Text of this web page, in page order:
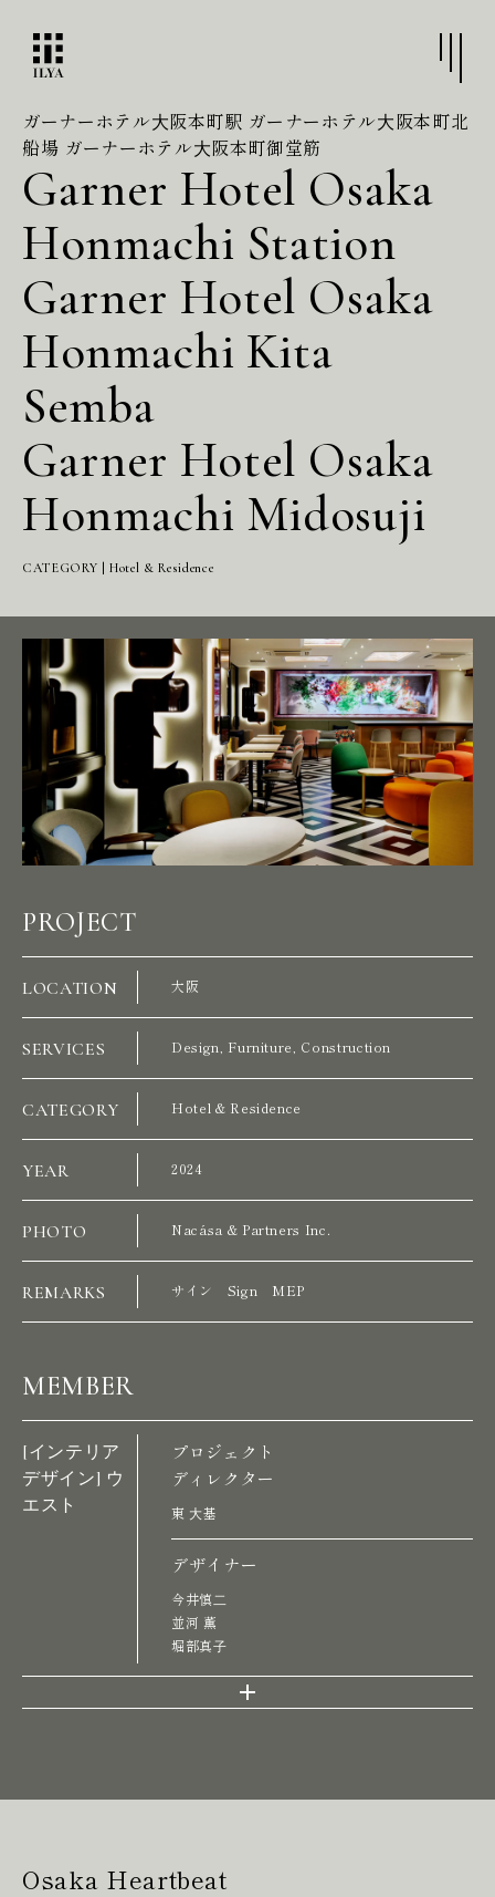
PROJECTS
SER
ABOUT US
WEST
SING
ガーナーホテル⼤阪本町駅 ガーナーホテル⼤阪本町北
船場 ガーナーホテル⼤阪本町御堂筋
Garner Hotel Osaka
Honmachi Station
Garner Hotel Osaka
Honmachi Kita
Semba
Garner Hotel Osaka
Honmachi Midosuji
CATEGORY | Hotel & Residence
PROJECT
LOCATION 大阪
SERVICES Design, Furniture, Construction
CATEGORY Hotel & Residence
YEAR 2024
PHOTO Nacása & Partners Inc.
REMARKS サイン Sign MEP
MEMBER
[インテリア
デザイン] ウ
エスト
プロジェクト
ディレクター
東 ⼤基
デザイナー
今井慎⼆
並河 薫
堀部真⼦
Osaka Heartbeat